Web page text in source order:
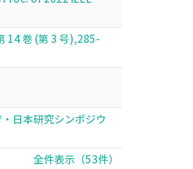
14 巻 (第 3 号),285-
日本研究シンポジウ
全件表示（53件）